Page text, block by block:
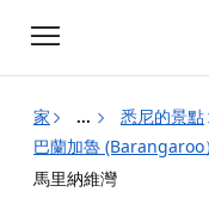
Toggle
navigation
家 ... 悉尼的景點
巴蘭加魯 (Barangaroo）
馬里納維灣